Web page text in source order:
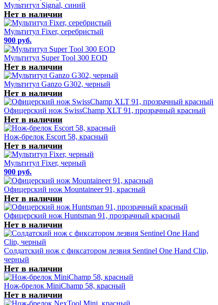
Мультитул Signal, синий
Нет в наличии
Мультитул Fixer, серебристый
900 руб.
Мультитул Super Tool 300 EOD
Нет в наличии
Мультитул Ganzo G302, черный
Нет в наличии
Офицерский нож SwissChamp XLT 91, прозрачный красный
Нет в наличии
Нож-брелок Escort 58, красный
Нет в наличии
Мультитул Fixer, черный
900 руб.
Офицерский нож Mountaineer 91, красный
Нет в наличии
Офицерский нож Huntsman 91, прозрачный красный
Нет в наличии
Солдатский нож с фиксатором лезвия Sentinel One Hand Clip,
черный
Нет в наличии
Нож-брелок MiniChamp 58, красный
Нет в наличии